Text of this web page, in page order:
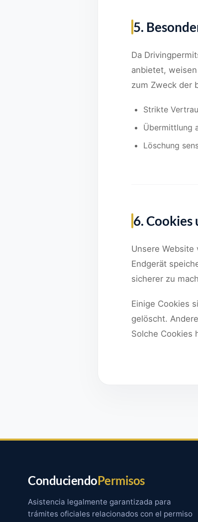
5.
Da
anbietet,
zum Zweck der
Strikte
Übermittlung
Löschung
6. Cookies
Unsere Website
Endgerät
sicherer zu
Einige Cookies
gelöscht.
Solche Cookies
ConduciendoPermisos
Asistencia legalmente garantizada para
trámites oficiales relacionados con el permiso